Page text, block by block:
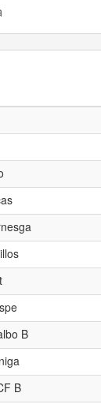
B
B